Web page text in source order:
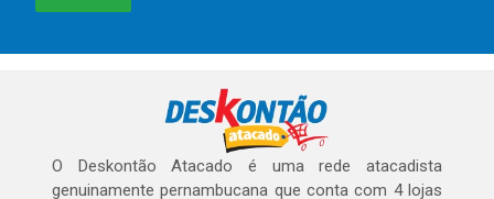
O Deskontão Atacado é uma rede atacadista
genuinamente pernambucana que conta com 4 lojas